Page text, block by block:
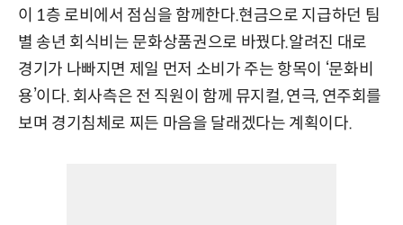
이 1층 로비에서 점심을 함께한다.현금으로 지급하던 팀
별 송년 회식비는 문화상품권으로 바꿨다.알려진 대로
경기가 나빠지면 제일 먼저 소비가 주는 항목이 ‘문화비
용’이다. 회사측은 전 직원이 함께 뮤지컬, 연극, 연주회를
보며 경기침체로 찌든 마음을 달래겠다는 계획이다.